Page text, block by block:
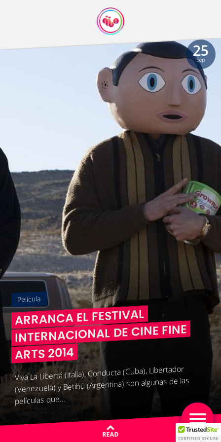
25
Sep
Película
ARRANCA EL FESTIVAL
INTERNACIONAL DE CINE FINE
ARTS 2014
Viva La Libertá (Italia), Conducta (Cuba), Libertador
(Venezuela) y Betibú (Argentina) son algunas de las
películas que...
READ